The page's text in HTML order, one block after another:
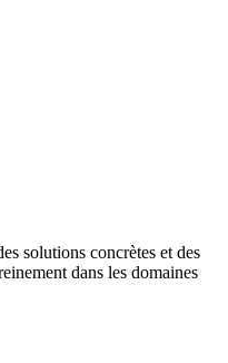
solutions concrètes et des
dans les domaines